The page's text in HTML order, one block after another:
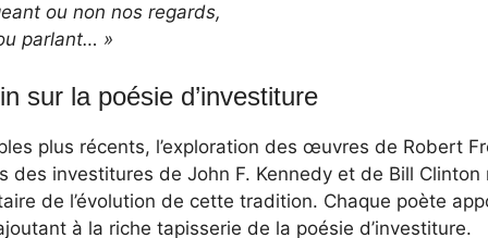
ou non nos regards,
parlant… »
sur la poésie d’investiture
plus récents, l’exploration des œuvres de Robert
des investitures de John F. Kennedy et de Bill
de l’évolution de cette tradition. Chaque poète
à la riche tapisserie de la poésie d’investiture.